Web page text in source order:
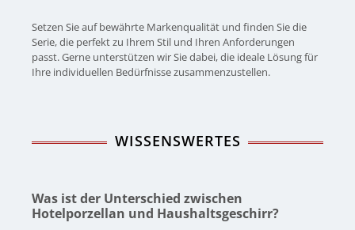
Setzen Sie auf bewährte Markenqualität und finden Sie die
Serie, die perfekt zu Ihrem Stil und Ihren Anforderungen
passt. Gerne unterstützen wir Sie dabei, die ideale Lösung für
Ihre individuellen Bedürfnisse zusammenzustellen.
WISSENSWERTES
Was ist der Unterschied zwischen
Hotelporzellan und Haushaltsgeschirr?